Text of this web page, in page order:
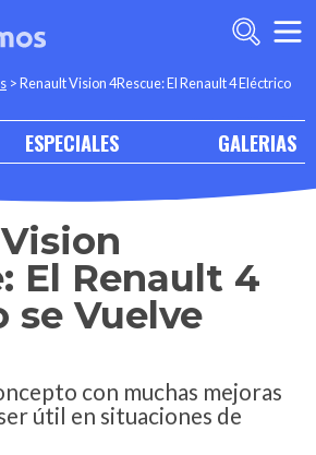
>Renault Vision 4Rescue: El Renault 4 Eléctrico
ESPECIALES GALERIAS
El Renault 4
se Vuelve
con muchas mejoras
útil en situaciones de